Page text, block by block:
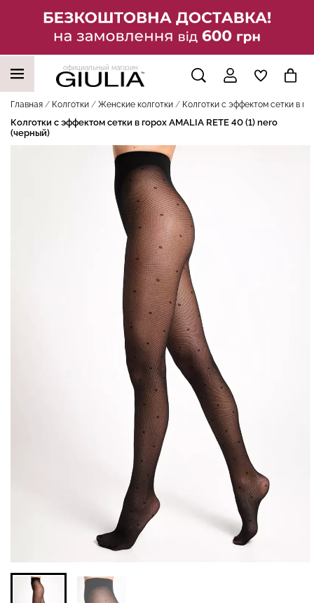
официальный магазин
Главная Колготки Женские колготки Колготки с эффектом сетки в
Колготки с эффектом сетки в горох AMALIA RETE 40 (1) nero
(черный)
НАШИ ТРЕНДОВЫЕ ТОВАРЫ
Бесшовные леггинсы из
микрофибры LEGGINGS
Бесшовные леггинсы
LEGGINGS (черный) Giulia
482 грн.689 грн.